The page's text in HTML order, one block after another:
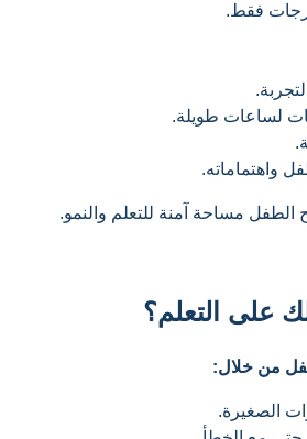
فقط.
لساعات طويلة.
واهتماماته.
الطفل مساحة آمنة للتعلم والنمو.
على التعلم؟
من خلال:
الصغيرة.